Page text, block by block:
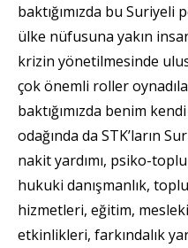
baktığımızda bu
ülke nüfusuna yakın
krizin yönetilmesinde
çok önemli roller
baktığımızda benim kendi
odağında da STK’ların
nakit yardımı, psiko-
hukuki danışmanlık,
hizmetleri, eğitim,
etkinlikleri, farkındalık